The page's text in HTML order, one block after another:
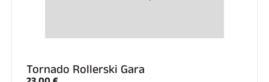
Tornado Rollerski Gara